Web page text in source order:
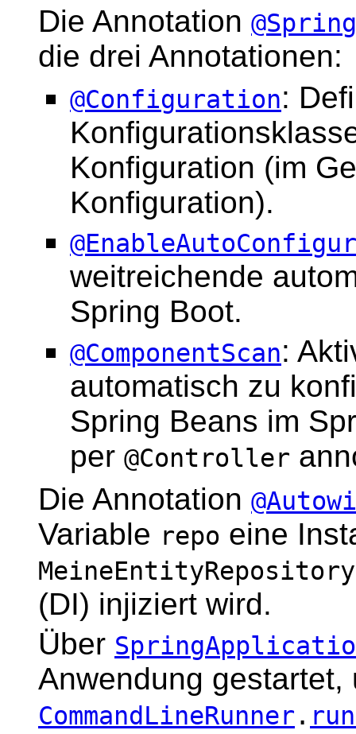
Die Annotation
die drei Annotationen:
@Configuration:
Konfiguration (im
Konfiguration).
weitreichende
Spring Boot.
@ComponentScan:
automatisch zu
Spring Beans im
per @Controller
Die Annotation
Variable repo eine
MeineEntityRepository
(DI) injiziert wird.
Über
Anwendung gestartet,
CommandLineRunner .